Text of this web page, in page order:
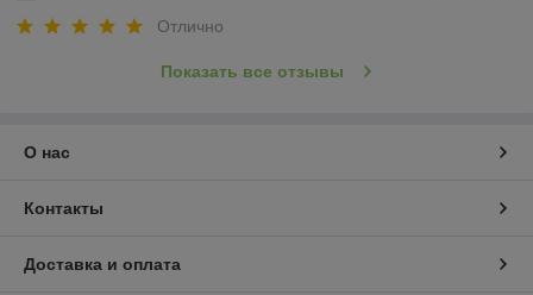
Отлично
Показать все отзывы
О нас
Контакты
Доставка и оплата